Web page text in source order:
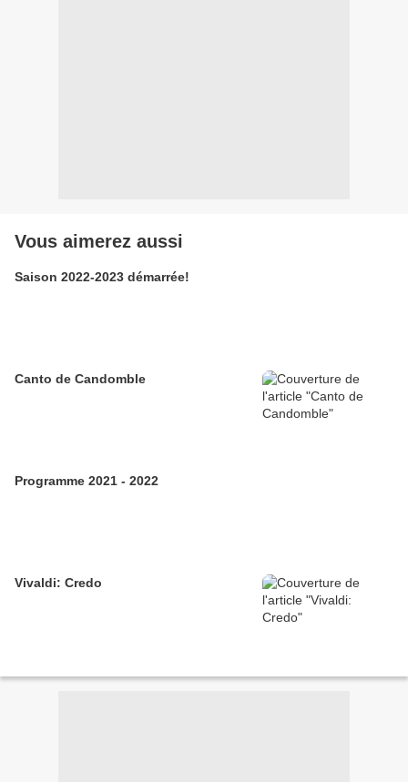
Vous aimerez aussi
Saison 2022-2023 démarrée!
Canto de Candomble
Programme 2021 - 2022
Vivaldi: Credo